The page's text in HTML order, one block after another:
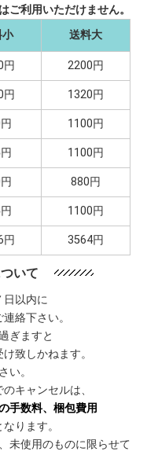
ご利用いただけません。
小
送料大
円 2200円
円 1320円
1100円
1100円
880円
1100円
円 3564円
いて
日以内に
絡下さい。
ぎますと
致しかねます。
い。
キャンセルは、
手数料、梱包費用
なります。
未使用のものに限らせて